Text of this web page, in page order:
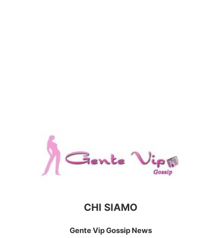
CHI SIAMO
Gente Vip Gossip News